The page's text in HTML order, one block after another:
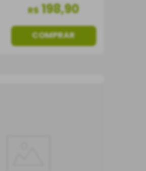
R$ 198,90
COMPRAR